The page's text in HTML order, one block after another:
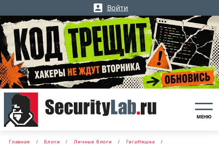
Войти
МЕНЮ
Главная Блоги Личные блоги ГигаНяшка